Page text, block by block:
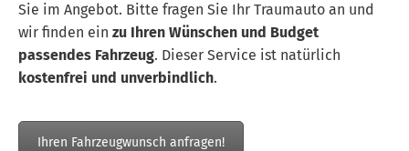
Sie im Angebot. Bitte fragen Sie Ihr Traumauto an und
wir finden ein zu Ihren Wünschen und Budget
passendes Fahrzeug. Dieser Service ist natürlich
kostenfrei und unverbindlich.
Ihren Fahrzeugwunsch anfragen!